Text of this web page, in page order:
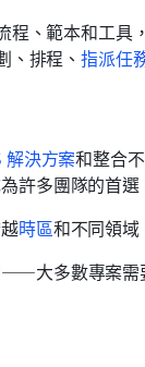
程、範本和工
、排程、指派任
解決方案和整合
為許多團隊的首
時區和不同領
大多數專案需